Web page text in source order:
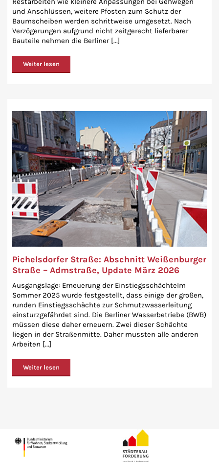
und Anschlüssen, weitere Pfosten zum Schutz der
Baumscheiben werden schrittweise umgesetzt. Nach
Verzögerungen aufgrund nicht zeitgerecht lieferbarer
Bauteile nehmen die Berliner [...]
Weiter lesen
Pichelsdorfer Straße: Abschnitt Weißenburger
Straße – Admstraße, Update März 2026
Ausgangslage: Erneuerung der EinstiegsschächteIm
Sommer 2025 wurde festgestellt, dass einige der großen,
runden Einstiegsschächte zur Schmutzwasserleitung
einsturzgefährdet sind. Die Berliner Wasserbetriebe (BWB)
müssen diese daher erneuern. Zwei dieser Schächte
liegen in der Straßenmitte. Daher mussten alle anderen
Arbeiten [...]
Weiter lesen